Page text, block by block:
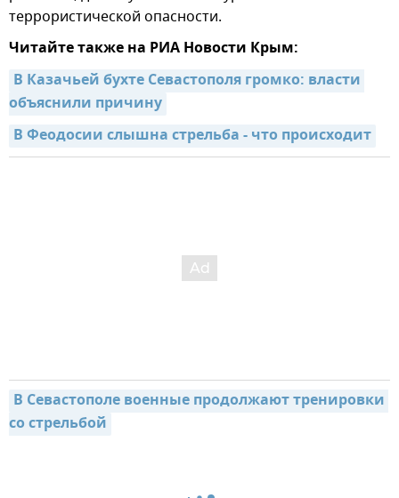
террористической опасности.
Читайте также на РИА Новости Крым:
В Казачьей бухте Севастополя громко: власти
объяснили причину
В Феодосии слышна стрельба - что происходит
В Севастополе военные продолжают тренировки
со стрельбой